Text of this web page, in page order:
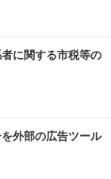
に関する市税等の
外部の広告ツール